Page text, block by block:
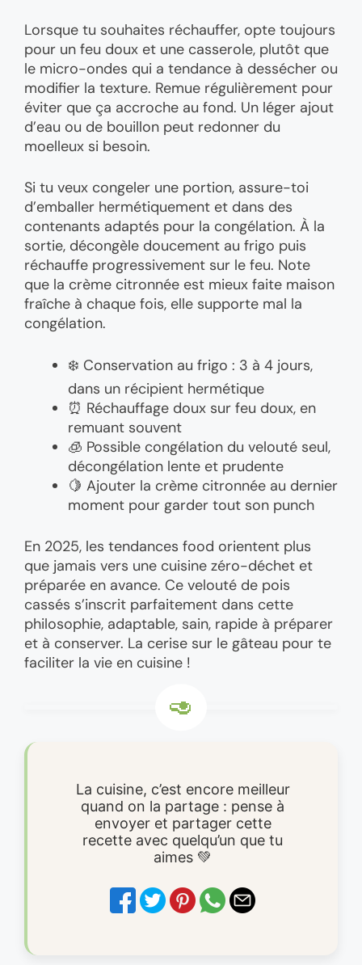
Lorsque tu souhaites réchauffer, opte toujours
pour un feu doux et une casserole, plutôt que
le micro-ondes qui a tendance à dessécher ou
modifier la texture. Remue régulièrement pour
éviter que ça accroche au fond. Un léger ajout
d’eau ou de bouillon peut redonner du
moelleux si besoin.
Si tu veux congeler une portion, assure-toi
d’emballer hermétiquement et dans des
contenants adaptés pour la congélation. À la
sortie, décongèle doucement au frigo puis
réchauffe progressivement sur le feu. Note
que la crème citronnée est mieux faite maison
fraîche à chaque fois, elle supporte mal la
congélation.
❄️ Conservation au frigo : 3 à 4 jours,
dans un récipient hermétique
⏰ Réchauffage doux sur feu doux, en
remuant souvent
🧊 Possible congélation du velouté seul,
décongélation lente et prudente
🍋 Ajouter la crème citronnée au dernier
moment pour garder tout son punch
En 2025, les tendances food orientent plus
que jamais vers une cuisine zéro-déchet et
préparée en avance. Ce velouté de pois
cassés s’inscrit parfaitement dans cette
philosophie, adaptable, sain, rapide à préparer
et à conserver. La cerise sur le gâteau pour te
faciliter la vie en cuisine !
La cuisine, c’est encore meilleur
quand on la partage : pense à
envoyer et partager cette
recette avec quelqu’un que tu
aimes 💚